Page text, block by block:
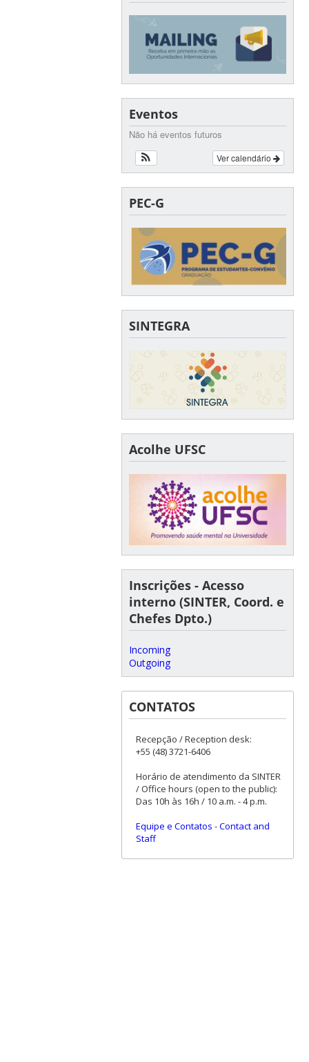
Eventos
Não há eventos futuros
Ver calendário
PEC-G
SINTEGRA
Acolhe UFSC
Inscrições - Acesso
interno (SINTER, Coord. e
Chefes Dpto.)
Incoming
Outgoing
CONTATOS
Recepção / Reception desk:
+55 (48) 3721-6406
Horário de atendimento da SINTER
/ Office hours (open to the public):
Das 10h às 16h / 10 a.m. - 4 p.m.
Equipe e Contatos -Contact and
Staff